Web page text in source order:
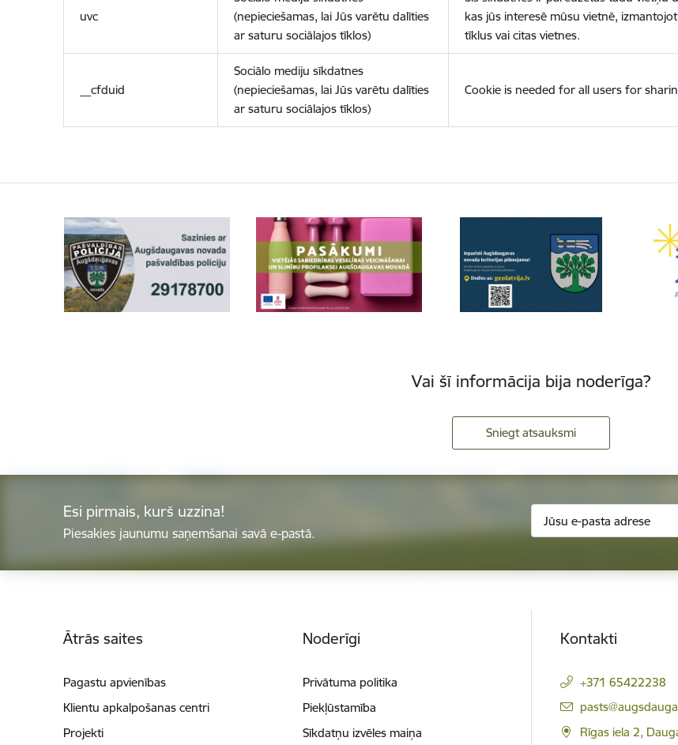
uvc
(nepieciešamas, lai Jūs varētu dalīties
ar saturu sociālajos tīklos)
kas jūs interesē mūsu vietnē,
tīklus vai citas vietnes.
__cfduid
Sociālo mediju sīkdatnes
(nepieciešamas, lai Jūs varētu dalīties
ar saturu sociālajos tīklos)
Cookie is needed for all users for
Vai šī informācija bija noderīga?
Sniegt atsauksmi
Esi pirmais, kurš uzzina!
Piesakies jaunumu saņemšanai savā e-pastā.
Ātrās saites
Pagastu apvienības
Klientu apkalpošanas centri
Projekti
Noderīgi
Privātuma politika
Piekļūstamība
Sīkdatņu izvēles maiņa
Kontakti
+371 65422238
E-pasts:
Rīgas iela 2,